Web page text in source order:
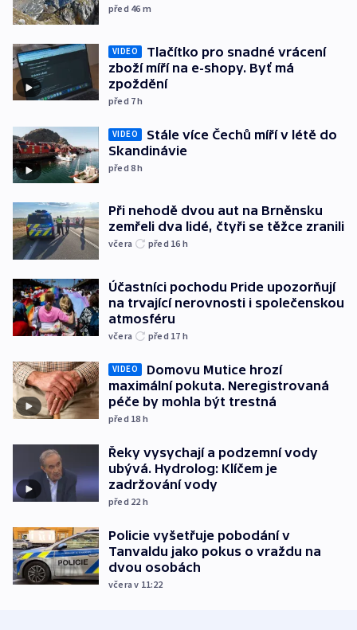
před 46 m
VIDEO
Tlačítko pro snadné vrácení
zboží míří na e-shopy. Byť má
zpoždění
před 7h
VIDEO
Stále více Čechů míří v létě do
Skandinávie
před 8h
Při nehodě dvou aut na Brněnsku
zemřeli dva lidé, čtyři se těžce zranili
včera před 16 h
Účastníci pochodu Pride upozorňují
na trvající nerovnosti i společenskou
atmosféru
včera před 17 h
VIDEO
Domovu Mutice hrozí
maximální pokuta. Neregistrovaná
péče by mohla být trestná
před 18 h
Řeky vysychají a podzemní vody
ubývá. Hydrolog: Klíčem je
zadržování vody
před 22 h
Policie vyšetřuje pobodání v
Tanvaldu jako pokus o vraždu na
dvou osobách
včera v 11:22